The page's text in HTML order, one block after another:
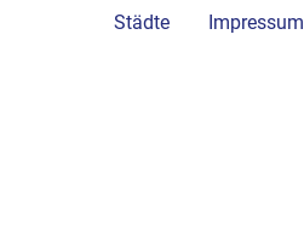
Städte Impressum